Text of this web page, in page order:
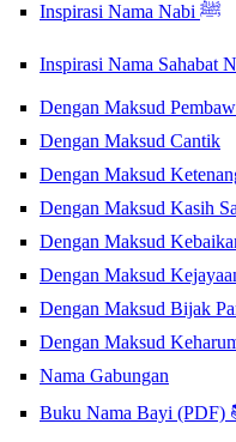
Inspirasi Nama Nabi ﷺ
Dengan Maksud
Dengan Maksud Cantik
Dengan Maksud
Dengan Maksud Kasih
Dengan Maksud
Dengan Maksud
Dengan Maksud Bijak
Dengan Maksud
Nama Gabungan
Buku Nama Bayi (PDF)